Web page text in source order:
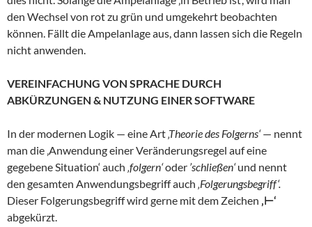
den Wechsel von rot zu grün und umgekehrt beobachten
können. Fällt die Ampelanlage aus, dann lassen sich die Regeln
nicht anwenden.
VEREINFACHUNG VON SPRACHE DURCH
ABKÜRZUNGEN & NUTZUNG EINER SOFTWARE
In der modernen Logik — eine Art‚Theorie des Folgerns‘— nennt
man die ‚Anwendung einer Veränderungsregel auf eine
gegebene Situation‘ auch ‚folgern‘oder ’schließen‘und nennt
den gesamten Anwendungsbegriff auch ‚Folgerungsbegriff‘.
Dieser Folgerungsbegriff wird gerne mit dem Zeichen ‚⊢‘
abgekürzt.